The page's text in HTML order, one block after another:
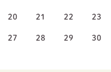
20 21 22 23
27 28 29 30